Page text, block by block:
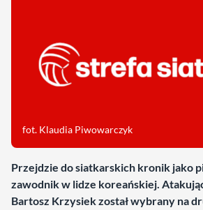
fot. Klaudia Piwowarczyk
Przejdzie do siatkarskich kronik jako
zawodnik w lidze koreańskiej.
Bartosz Krzysiek został wybrany na